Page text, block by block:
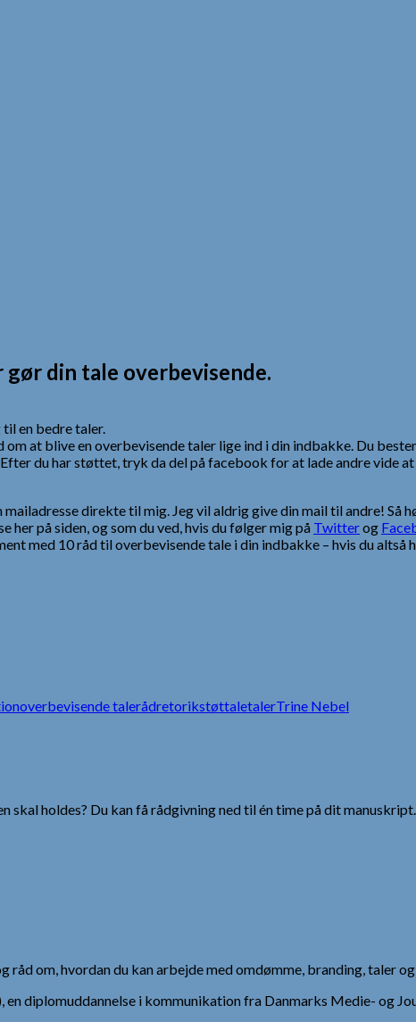
gør din tale overbevisende.
til en bedre taler.
om at blive en overbevisende taler lige ind i din indbakke. Du
du har støttet, tryk da del på facebook for at lade andre vide
direkte til mig. Jeg vil aldrig give din mail til andre! Så
her på siden, og som du ved, hvis du følger mig på Twitterog
med 10 råd til overbevisende tale i din indbakke – hvis du altså
overbevisende talerådretorikstøttaletalerTrine Nebel
skal holdes? Du kan få rådgivning ned til én time på dit manuskript.
om, hvordan du kan arbejde med omdømme, branding, taler
diplomuddannelse i kommunikation fra Danmarks Medie- og